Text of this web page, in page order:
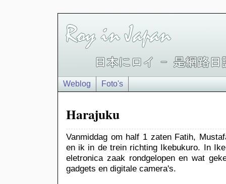
Weblog Foto's
Harajuku
Vanmiddag om half 1 zaten Fatih,
en ik in de trein richting Ikebukuro. In
eletronica zaak rondgelopen en wat
gadgets en digitale camera's.